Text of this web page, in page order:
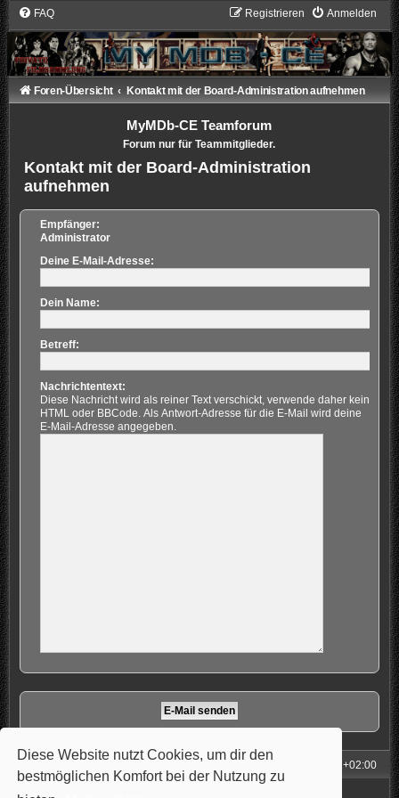
Diese Website nutzt Cookies, um dir den
bestmöglichen Komfort bei der Nutzung zu
FAQ Anmelden
Registrieren
Foren-Übersicht Kontakt mit der Board-Administration aufnehmen
MyMDb-CE Teamforum
Forum nur für Teammitglieder.
Kontakt mit der Board-Administration
aufnehmen
Empfänger:
Administrator
Deine E-Mail-Adresse:
Dein Name:
Betreff:
Nachrichtentext:
Diese Nachricht wird als reiner Text verschickt, verwende daher kein
HTML oder BBCode. Als Antwort-Adresse für die E-Mail wird deine
E-Mail-Adresse angegeben.
UTC+02:00
Powered by